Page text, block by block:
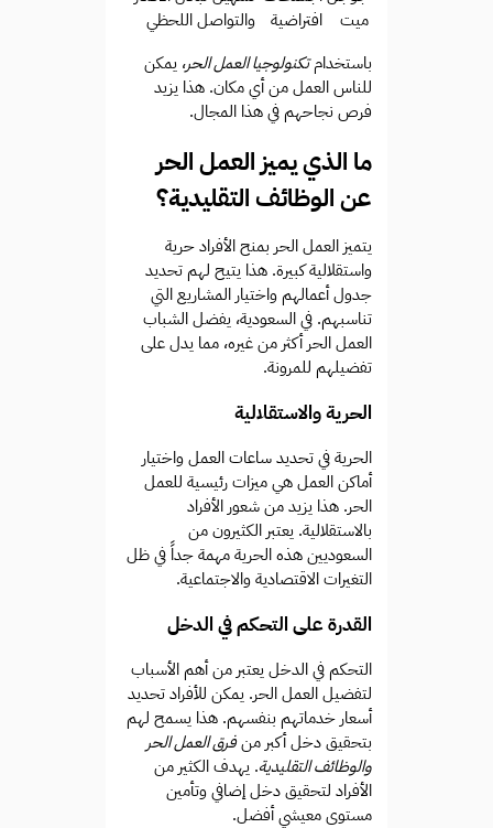
ميت
افتراضية
والتواصل اللحظي
باستخدامتكنولوجيا العمل الحر، يمكن
للناس العمل من أي مكان. هذا يزيد
فرص نجاحهم في هذا المجال.
ما الذي يميز العمل الحر
عن الوظائف التقليدية؟
يتميز العمل الحر بمنح الأفراد حرية
واستقلالية كبيرة. هذا يتيح لهم تحديد
جدول أعمالهم واختيار المشاريع التي
تناسبهم. في السعودية، يفضل الشباب
العمل الحر أكثر من غيره، مما يدل على
تفضيلهم للمرونة.
الحرية والاستقلالية
الحرية في تحديد ساعات العمل واختيار
أماكن العمل هي ميزات رئيسية للعمل
الحر. هذا يزيد من شعور الأفراد
بالاستقلالية. يعتبر الكثيرون من
السعوديين هذه الحرية مهمة جداً في ظل
التغيرات الاقتصادية والاجتماعية.
القدرة على التحكم في الدخل
التحكم في الدخل يعتبر من أهم الأسباب
لتفضيل العمل الحر. يمكن للأفراد تحديد
أسعار خدماتهم بنفسهم. هذا يسمح لهم
بتحقيق دخل أكبر منفرق العمل الحر
والوظائف التقليدية. يهدف الكثير من
الأفراد لتحقيق دخل إضافي وتأمين
مستوى معيشي أفضل.